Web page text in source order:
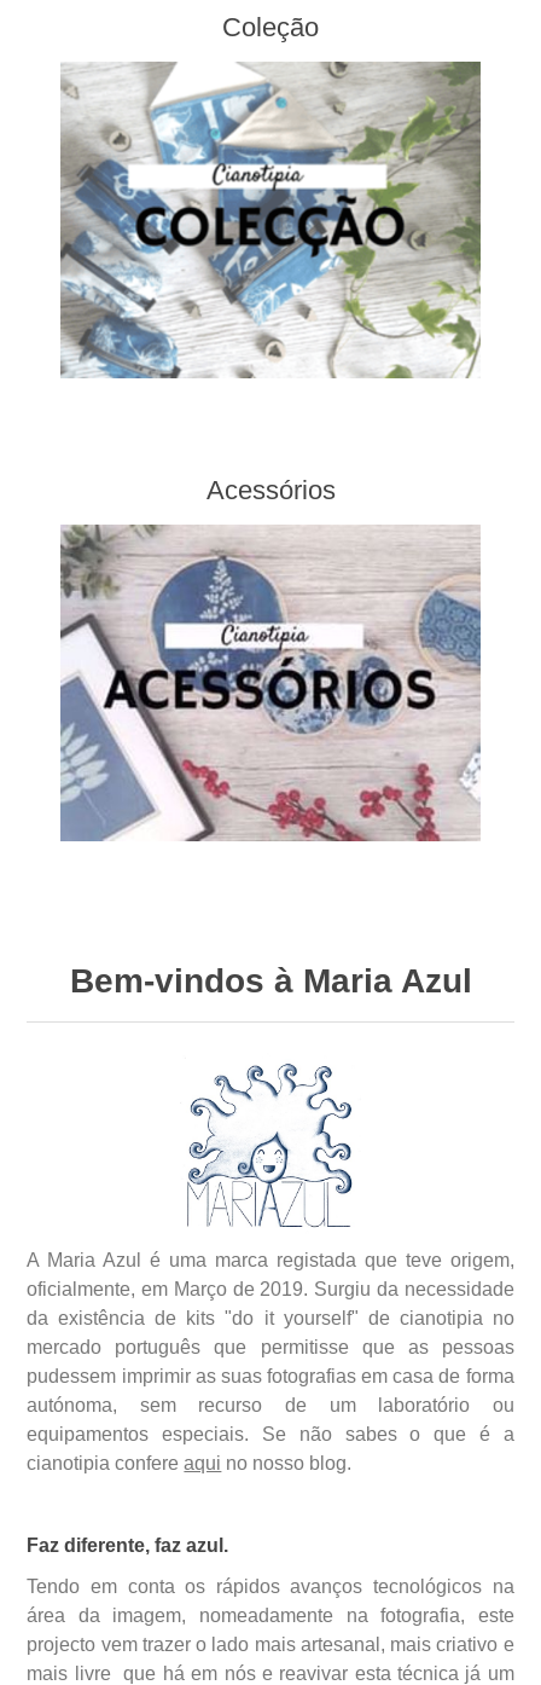
Coleção
Acessórios
Bem-vindos à Maria Azul
A Maria Azul é uma marca registada que teve origem,
oficialmente, em Março de 2019. Surgiu da necessidade
da existência de kits "do it yourself" de cianotipia no
mercado português que permitisse que as pessoas
pudessem imprimir as suas fotografias em casa de forma
autónoma, sem recurso de um laboratório ou
equipamentos especiais. Se não sabes o que é a
cianotipia confereaqui no nosso blog.
Faz diferente, faz azul.
Tendo em conta os rápidos avanços tecnológicos na
área da imagem, nomeadamente na fotografia, este
projecto vem trazer o lado mais artesanal, mais criativo e
mais livre
que há em nós e reavivar esta técnica já um